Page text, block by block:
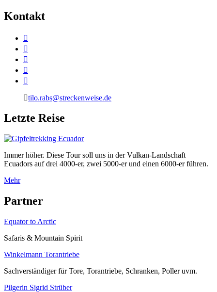
Kontakt
tilo.rabs@streckenweise.de
Letzte Reise
Immer höher. Diese Tour soll uns in der Vulkan-Landschaft
Ecuadors auf drei 4000-er, zwei 5000-er und einen 6000-er führen.
Mehr
Partner
Equator to Arctic
Safaris & Mountain Spirit
Winkelmann Torantriebe
Sachverständiger für Tore, Torantriebe, Schranken, Poller uvm.
Pilgerin Sigrid Strüber